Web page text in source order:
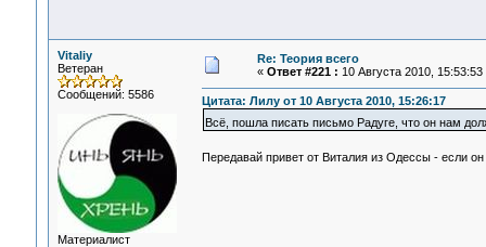
Vitaliy
Ветеран
Сообщений: 5586
Материалист
Re: Теория всего
« Ответ #221 : 10 Августа 2010, 15:53:53
Цитата: Лилу от 10 Августа 2010, 15:26:17
Всё, пошла писать письмо Радуге, что он нам
Передавай привет от Виталия из Одессы - если